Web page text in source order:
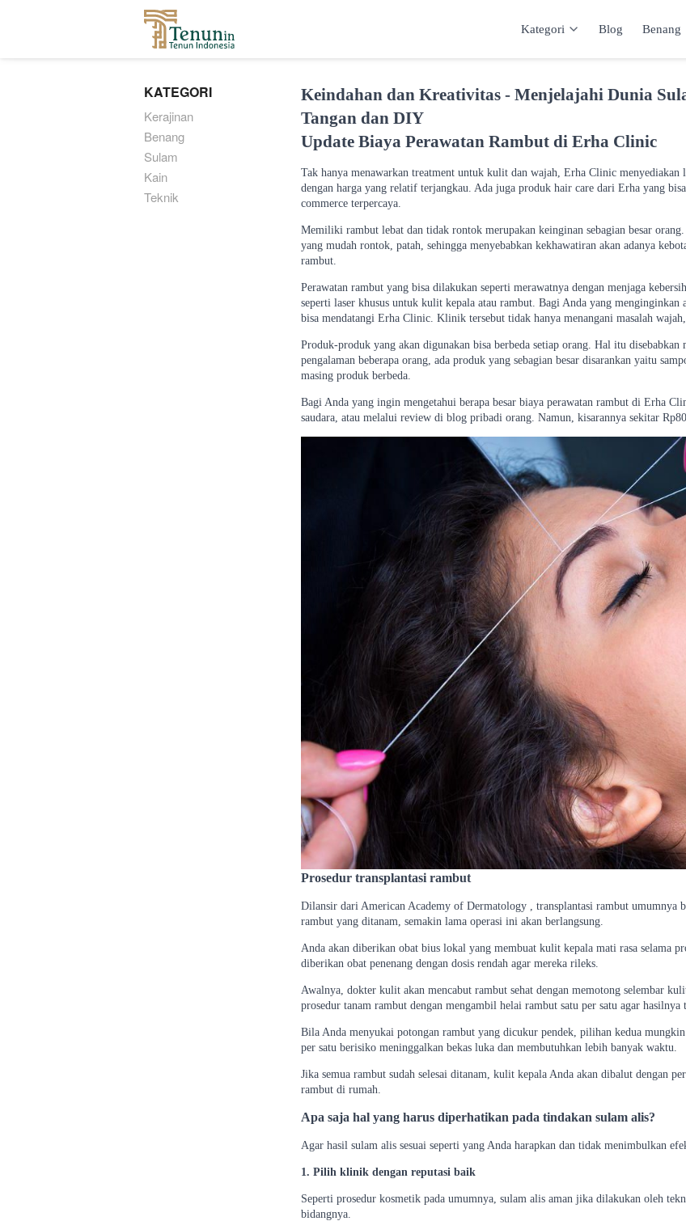
Kategori Blog Benang
KATEGORI
Kerajinan
Benang
Sulam
Kain
Teknik
Keindahan dan Kreativitas - Menjelajahi Dunia
Tangan dan DIY
Update Biaya Perawatan Rambut di Erha Clinic
Tak hanya menawarkan treatment untuk kulit dan wajah, Erha Clinic menyediakan
dengan harga yang relatif terjangkau. Ada juga produk hair care dari Erha yang
commerce terpercaya.
Memiliki rambut lebat dan tidak rontok merupakan keinginan sebagian besar
yang mudah rontok, patah, sehingga menyebabkan kekhawatiran akan adanya
rambut.
Perawatan rambut yang bisa dilakukan seperti merawatnya dengan menjaga
seperti laser khusus untuk kulit kepala atau rambut. Bagi Anda yang menginginkan
bisa mendatangi Erha Clinic. Klinik tersebut tidak hanya menangani masalah
Produk-produk yang akan digunakan bisa berbeda setiap orang. Hal itu disebabkan
pengalaman beberapa orang, ada produk yang sebagian besar disarankan yaitu
masing produk berbeda.
Bagi Anda yang ingin mengetahui berapa besar biaya perawatan rambut di Erha
saudara, atau melalui review di blog pribadi orang. Namun, kisarannya sekitar
Prosedur transplantasi rambut
Dilansir dari American Academy of Dermatology , transplantasi rambut umumnya
rambut yang ditanam, semakin lama operasi ini akan berlangsung.
Anda akan diberikan obat bius lokal yang membuat kulit kepala mati rasa selama
diberikan obat penenang dengan dosis rendah agar mereka rileks.
Awalnya, dokter kulit akan mencabut rambut sehat dengan memotong selembar
prosedur tanam rambut dengan mengambil helai rambut satu per satu agar hasilnya
Bila Anda menyukai potongan rambut yang dicukur pendek, pilihan kedua
per satu berisiko meninggalkan bekas luka dan membutuhkan lebih banyak waktu.
Jika semua rambut sudah selesai ditanam, kulit kepala Anda akan dibalut dengan
rambut di rumah.
Apa saja hal yang harus diperhatikan pada tindakan sulam alis?
Agar hasil sulam alis sesuai seperti yang Anda harapkan dan tidak menimbulkan
1. Pilih klinik dengan reputasi baik
Seperti prosedur kosmetik pada umumnya, sulam alis aman jika dilakukan oleh
bidangnya.